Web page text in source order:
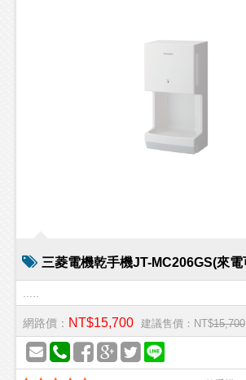
三菱電機乾手機JT-MC206GS(來
網路價： NT$15,700 建議售價：NT$15,700